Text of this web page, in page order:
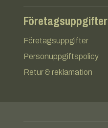
Företagsuppgifter
Företagsuppgifter
Personuppgiftspolicy
Retur & reklamation